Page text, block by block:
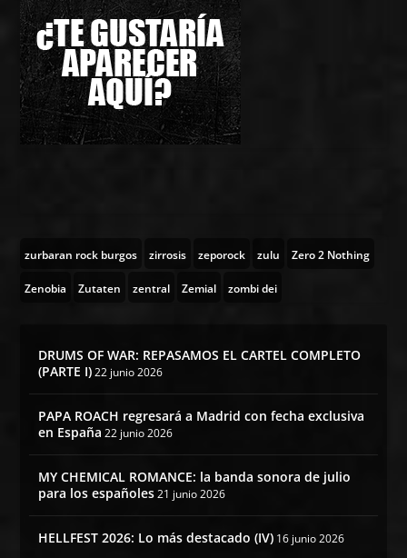
zurbaran rock burgos zirrosis zeporock zulu Zero 2 Nothing
Zenobia Zutaten zentral Zemial zombi dei
DRUMS OF WAR: REPASAMOS EL CARTEL COMPLETO
(PARTE I) 22 junio 2026
PAPA ROACH regresará a Madrid con fecha exclusiva
en España 22 junio 2026
MY CHEMICAL ROMANCE: la banda sonora de julio
para los españoles 21 junio 2026
HELLFEST 2026: Lo más destacado (IV) 16 junio 2026